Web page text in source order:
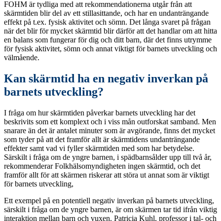
FOHM är tydliga med att rekommendationerna utgår från att
skärmtiden blir del av ett stillasittande, och har en undanträngande
effekt på t.ex. fysisk aktivitet och sömn. Det långa svaret på frågan
när det blir för mycket skärmtid blir därför att det handlar om att hitta
en balans som fungerar för dig och ditt barn, där det finns utrymme
för fysisk aktivitet, sömn och annat viktigt för barnets utveckling och
välmående.
Kan skärmtid ha en negativ inverkan på
barnets utveckling?
I fråga om hur skärmtiden påverkar barnets utveckling har det
beskrivits som ett komplext och i viss mån outforskat samband. Men
snarare än det är antalet minuter som är avgörande, finns det mycket
som tyder på att det framför allt är skärmtidens undanträngande
effekter samt vad vi fyller skärmtiden med som har betydelse.
Särskilt i fråga om de yngre barnen, i spädbarnsålder upp till två år,
rekommenderar Folkhälsomyndigheten ingen skärmtid, och det
framför allt för att skärmen riskerar att störa ut annat som är viktigt
för barnets utveckling,
Ett exempel på en potentiell negativ inverkan på barnets utveckling,
särskilt i fråga om de yngre barnen, är om skärmen tar tid ifrån viktig
interaktion mellan barn och vuxen. Patricia Kuhl, professor i tal- och